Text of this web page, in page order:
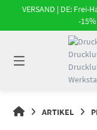
Springe
Inhalt
VERSAND | DE: Frei-
-
DRUCKLUFT-
ARTIKEL